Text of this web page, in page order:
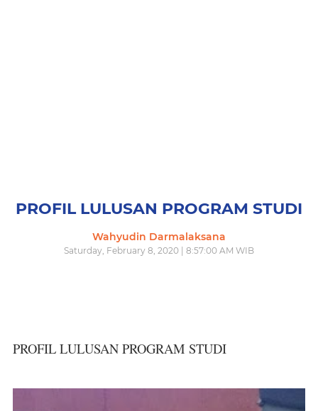
PROFIL LULUSAN PROGRAM STUDI
Wahyudin Darmalaksana
Saturday, February 8, 2020 | 8:57:00 AM WIB
PROFIL LULUSAN PROGRAM STUDI